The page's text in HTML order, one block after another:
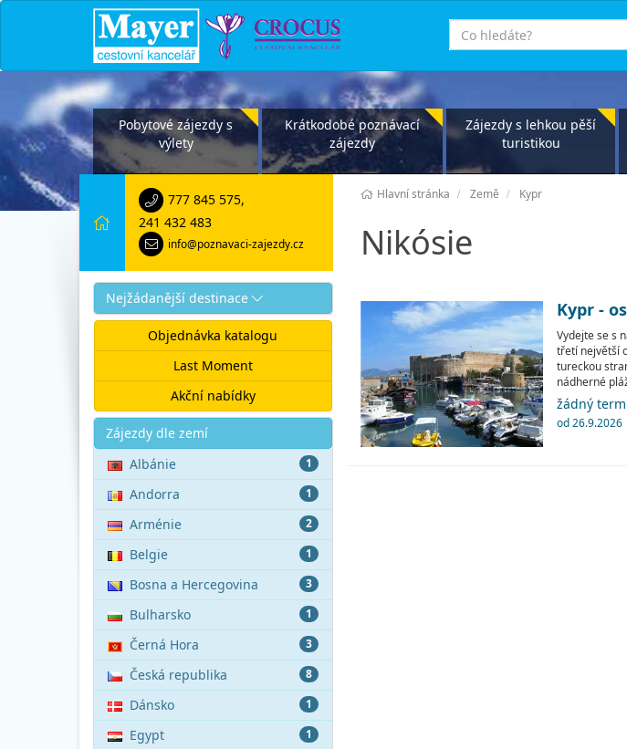
co
hledáte
Pobytové zájezdy s
výlety
Krátkodobé poznávací
zájezdy
Zájezdy s lehkou pěší
turistikou
Hlavní stránka Země Kypr
Nikósie
777 845 575,
241 432 483
info@poznavaci-zajezdy.cz
Nejžádanější destinace
Objednávka katalogu
Last Moment
Akční nabídky
Akce
Zájezdy dle zemí
1
Albánie
1
Andorra
2
Arménie
1
Belgie
3
Bosna a Hercegovina
1
Bulharsko
3
Černá Hora
8
Česká republika
1
Dánsko
1
Egypt
Kypr -
Vydejte se s
třetí největší
tureckou
nádherné
žádný
od 26.9.2026